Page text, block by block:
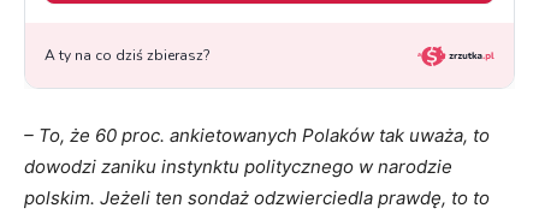
– To, że 60 proc. ankietowanych Polaków tak uważa, to
dowodzi zaniku instynktu politycznego w narodzie
polskim. Jeżeli ten sondaż odzwierciedla prawdę, to to